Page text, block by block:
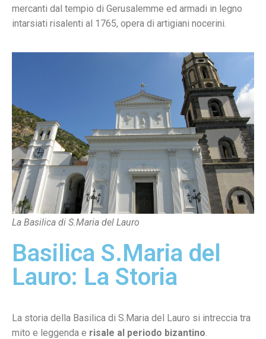
mercanti dal tempio di Gerusalemme ed armadi in legno
intarsiati risalenti al 1765, opera di artigiani nocerini.
La Basilica di S.Maria del Lauro
Basilica S.Maria del
Lauro: La Storia
La storia della Basilica di S.Maria del Lauro si intreccia tra
mito e leggenda e risale al periodo bizantino.